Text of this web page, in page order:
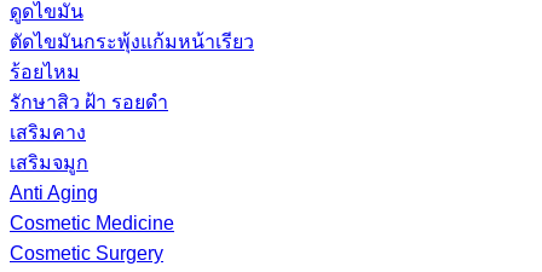
ดูดไขมัน
ตัดไขมันกระพุ้งแก้มหน้าเรียว
ร้อยไหม
รักษาสิว ฝ้า รอยดำ
เสริมคาง
เสริมจมูก
Anti Aging
Cosmetic Medicine
Cosmetic Surgery